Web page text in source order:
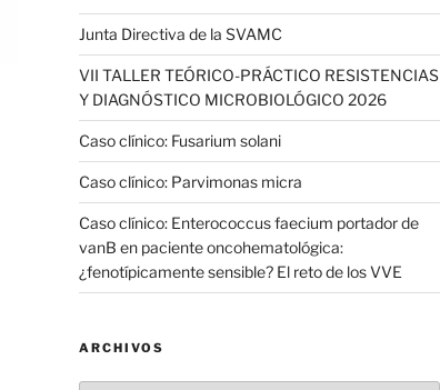
Junta Directiva de la SVAMC
VII TALLER TEÓRICO-PRÁCTICO RESISTENCIAS
Y DIAGNÓSTICO MICROBIOLÓGICO 2026
Caso clínico: Fusarium solani
Caso clínico: Parvimonas micra
Caso clínico: Enterococcus faecium portador de
vanB en paciente oncohematológica:
¿fenotípicamente sensible? El reto de los VVE
ARCHIVOS